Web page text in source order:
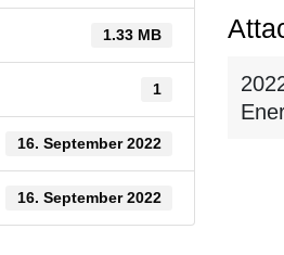
1.33 MB
1
16. September 2022
16. September 2022